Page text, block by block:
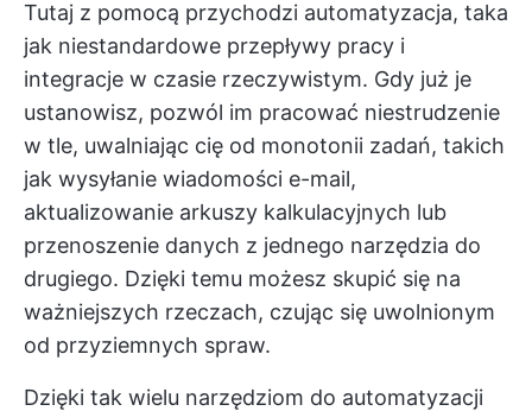
Tutaj z pomocą przychodzi automatyzacja, taka
jak niestandardowe przepływy pracy i
integracje w czasie rzeczywistym. Gdy już je
ustanowisz, pozwól im pracować niestrudzenie
w tle, uwalniając cię od monotonii zadań, takich
jak wysyłanie wiadomości e-mail,
aktualizowanie arkuszy kalkulacyjnych lub
przenoszenie danych z jednego narzędzia do
drugiego. Dzięki temu możesz skupić się na
ważniejszych rzeczach, czując się uwolnionym
od przyziemnych spraw.
Dzięki tak wielu narzędziom do automatyzacji